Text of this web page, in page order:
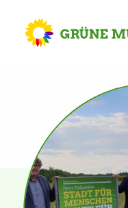
Partei
Kreisvorstand
Kreisgeschäftsstelle